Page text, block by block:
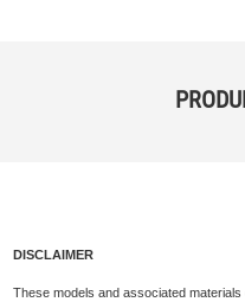
DISCLAIMER
These models and associated